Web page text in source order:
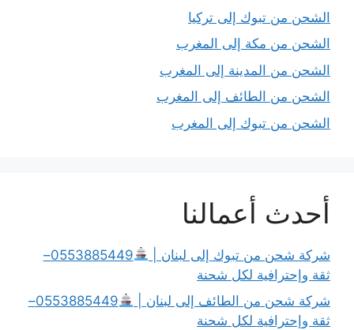
الشحن من تبوك إلى تركيا
الشحن من مكة إلى المغرب
الشحن من المدينة إلى المغرب
الشحن من الطائف إلى المغرب
الشحن من تبوك إلى المغرب
أحدث أعمالنا
شركة شحن من تبوك إلى لبنان |
0553885449–
ثقة وإحترافية لكل شحنة
شركة شحن من الطائف إلى لبنان |
0553885449–
ثقة وإحترافية لكل شحنة